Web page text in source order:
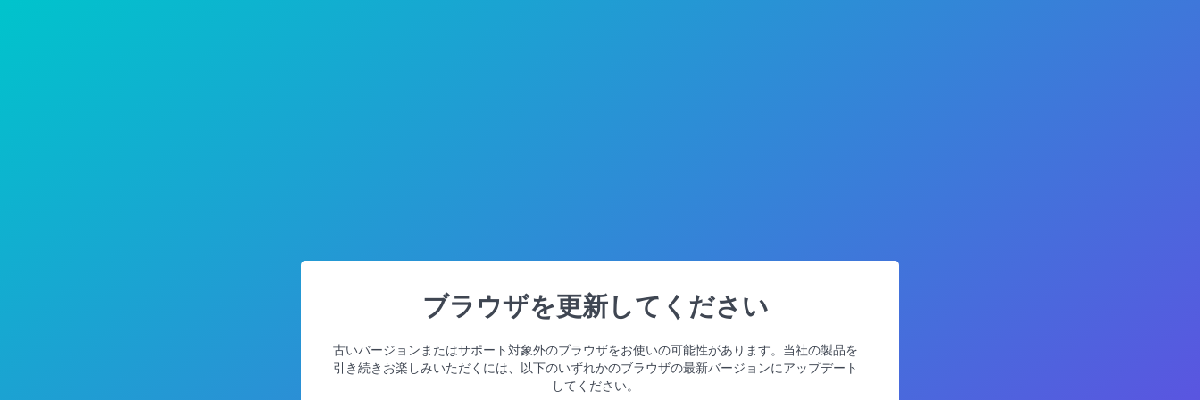
ブラウザを更新してください
古いバージョンまたはサポート対象外のブラウザをお使いの可能性があります。当社の製品を
引き続きお楽しみいただくには、以下のいずれかのブラウザの最新バージョンにアップデート
してください。